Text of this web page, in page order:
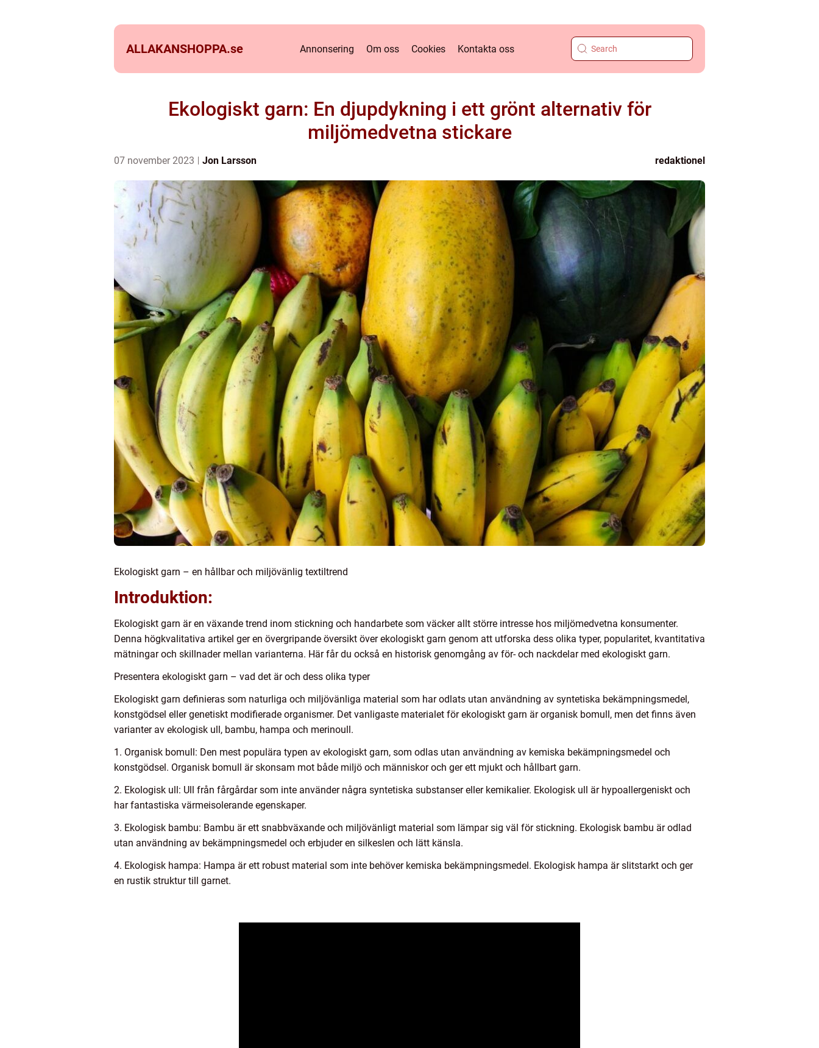
ALLAKANSHOPPA.se Annonsering Om oss Cookies Kontakta oss
Ekologiskt garn: En djupdykning i ett grönt alternativ för
miljömedvetna stickare
07 november 2023 Jon Larsson redaktionel
Ekologiskt garn – en hållbar och miljövänlig textiltrend
Introduktion:
Ekologiskt garn är en växande trend inom stickning och handarbete som väcker allt större intresse hos miljömedvetna konsumenter.
Denna högkvalitativa artikel ger en övergripande översikt över ekologiskt garn genom att utforska dess olika typer, popularitet, kvantitativa
mätningar och skillnader mellan varianterna. Här får du också en historisk genomgång av för- och nackdelar med ekologiskt garn.
Presentera ekologiskt garn – vad det är och dess olika typer
Ekologiskt garn definieras som naturliga och miljövänliga material som har odlats utan användning av syntetiska bekämpningsmedel,
konstgödsel eller genetiskt modifierade organismer. Det vanligaste materialet för ekologiskt garn är organisk bomull, men det finns även
varianter av ekologisk ull, bambu, hampa och merinoull.
1. Organisk bomull: Den mest populära typen av ekologiskt garn, som odlas utan användning av kemiska bekämpningsmedel och
konstgödsel. Organisk bomull är skonsam mot både miljö och människor och ger ett mjukt och hållbart garn.
2. Ekologisk ull: Ull från fårgårdar som inte använder några syntetiska substanser eller kemikalier. Ekologisk ull är hypoallergeniskt och
har fantastiska värmeisolerande egenskaper.
3. Ekologisk bambu: Bambu är ett snabbväxande och miljövänligt material som lämpar sig väl för stickning. Ekologisk bambu är odlad
utan användning av bekämpningsmedel och erbjuder en silkeslen och lätt känsla.
4. Ekologisk hampa: Hampa är ett robust material som inte behöver kemiska bekämpningsmedel. Ekologisk hampa är slitstarkt och ger
en rustik struktur till garnet.